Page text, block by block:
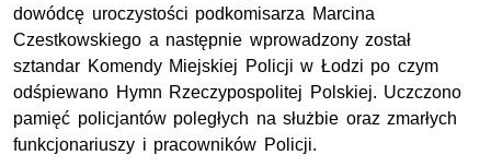
dowódcę uroczystości podkomisarza Marcina
Czestkowskiego a następnie wprowadzony został
sztandar Komendy Miejskiej Policji w Łodzi po czym
odśpiewano Hymn Rzeczypospolitej Polskiej. Uczczono
pamięć policjantów poległych na służbie oraz zmarłych
funkcjonariuszy i pracowników Policji.